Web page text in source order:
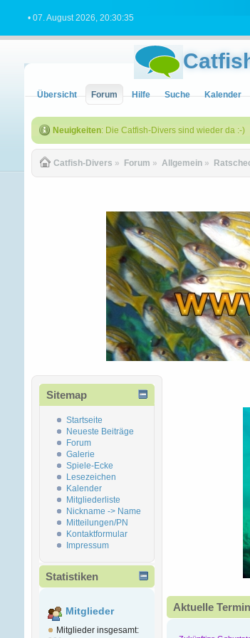
• 07. August 2026, 20:30:35
Übersicht Forum Hilfe Suche Kalender
Neuigkeiten: Die Catfish-Divers sind wieder da :-)
Catfish-Divers » Forum » Allgemein »
Sitemap
Startseite
Neueste Beiträge
Forum
Galerie
Spiele-Ecke
Lesezeichen
Kalender
Mitgliederliste
Nickname -> Name
Mitteilungen/PN
Kontaktformular
Impressum
Statistiken
Mitglieder
Mitglieder insgesamt:
Aktuelle